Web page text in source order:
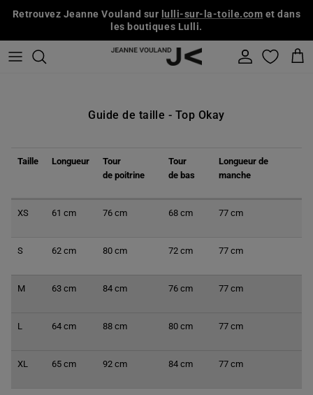
Retrouvez Jeanne Vouland sur lulli-sur-la-toile.com et dans
les boutiques Lulli.
Compte
Guide de taille - Top Okay
Taille Longueur
Tour
de poitrine
Tour
de bas
Longueur de
manche
XS 61 cm 76 cm 68 cm 77 cm
S 62 cm 80 cm 72 cm 77 cm
M 63 cm 84 cm 76 cm 77 cm
L 64 cm 88 cm 80 cm 77 cm
XL 65 cm 92 cm 84 cm 77 cm